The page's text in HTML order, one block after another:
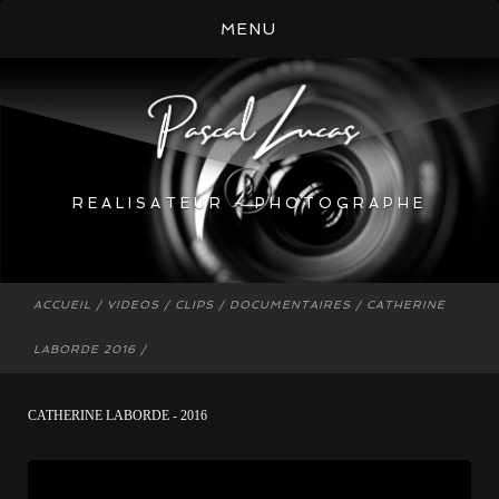
REALISATEUR - PHOTOGRAPHE
ACCUEIL / VIDEOS / CLIPS / DOCUMENTAIRES / CATHERINE
LABORDE 2016 /
CATHERINE LABORDE - 2016